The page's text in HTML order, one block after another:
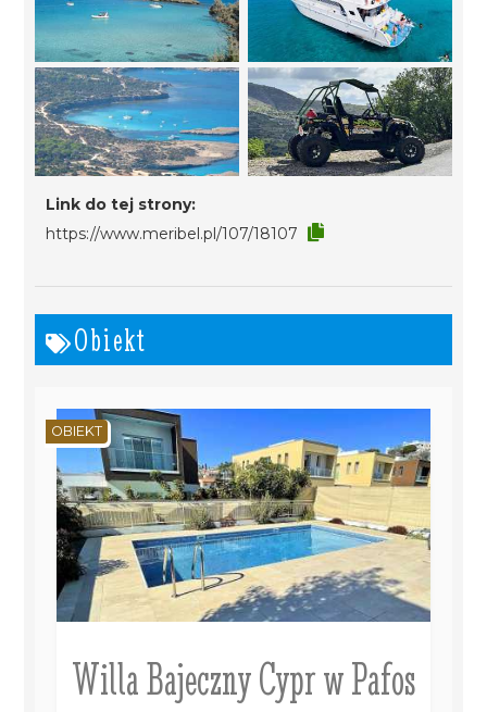
Link do tej strony:
https://www.meribel.pl/107/18107
Obiekt
Willa Bajeczny Cypr w Pafos
OBIEKT